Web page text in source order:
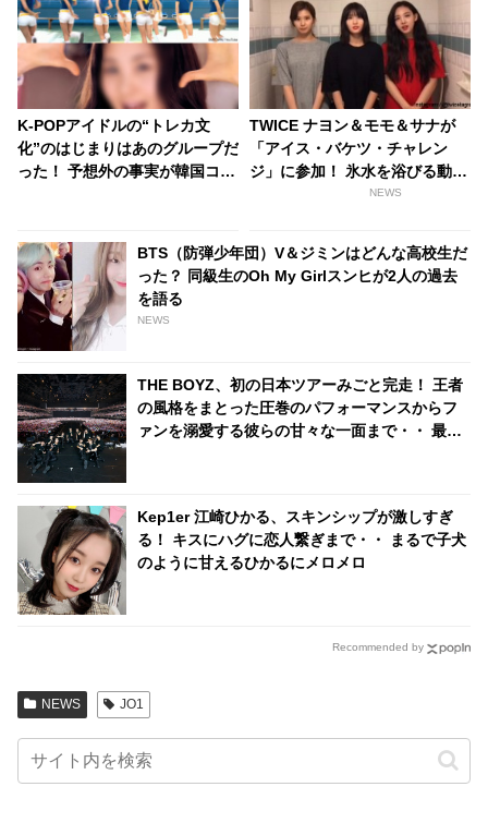
K-POPアイドルの“トレカ文
化”のはじまりはあのグループだ
った！ 予想外の事実が韓国コミ
TWICE ナヨン＆モモ＆サナが
「アイス・バケツ・チャレン
ジ」に参加！ 氷水を浴びる動画
NEWS
BTS（防弾少年団）V＆ジミンはどんな高校生だ
った？ 同級生のOh My Girlスンヒが2人の過去
を語る
NEWS
THE BOYZ、初の日本ツアーみごと完走！ 王者
の風格をまとった圧巻のパフォーマンスからフ
ァンを溺愛する彼らの甘々な一面まで・・ 最終
Kep1er 江崎ひかる、スキンシップが激しすぎ
る！ キスにハグに恋人繋ぎまで・・ まるで子犬
のように甘えるひかるにメロメロ
Recommended by
NEWS JO1